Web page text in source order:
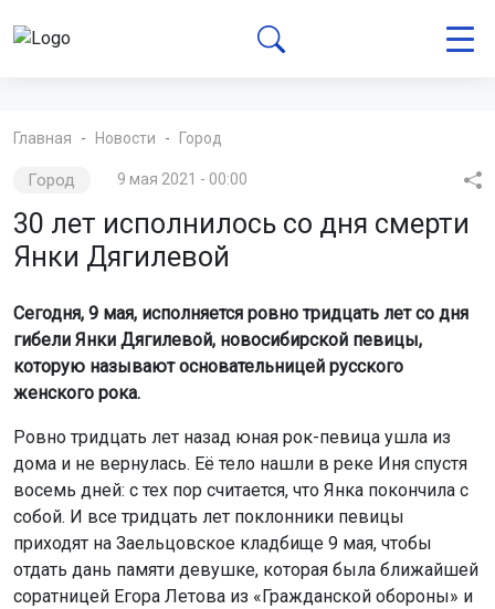
Главная Новости Город
Город 9 мая 2021 - 00:00
30 лет исполнилось со дня смерти
Янки Дягилевой
Сегодня, 9 мая, исполняется ровно тридцать лет со дня
гибели Янки Дягилевой, новосибирской певицы,
которую называют основательницей русского
женского рока.
Ровно тридцать лет назад юная рок-певица ушла из
дома и не вернулась. Её тело нашли в реке Иня спустя
восемь дней: с тех пор считается, что Янка покончила с
собой. И все тридцать лет поклонники певицы
приходят на Заельцовское кладбище 9 мая, чтобы
отдать дань памяти девушке, которая была ближайшей
соратницей Егора Летова из «Гражданской обороны» и